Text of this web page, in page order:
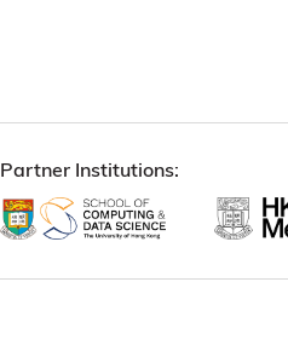
Partner Institutions: